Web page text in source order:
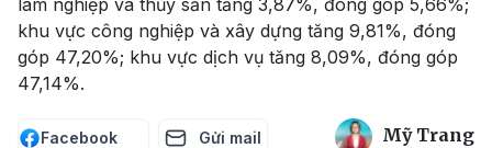
lâm nghiệp và thủy sản tăng 3,87%, đóng góp 5,66%;
khu vực công nghiệp và xây dựng tăng 9,81%, đóng
góp 47,20%; khu vực dịch vụ tăng 8,09%, đóng góp
47,14%.
Facebook Gửi mail Mỹ Trang